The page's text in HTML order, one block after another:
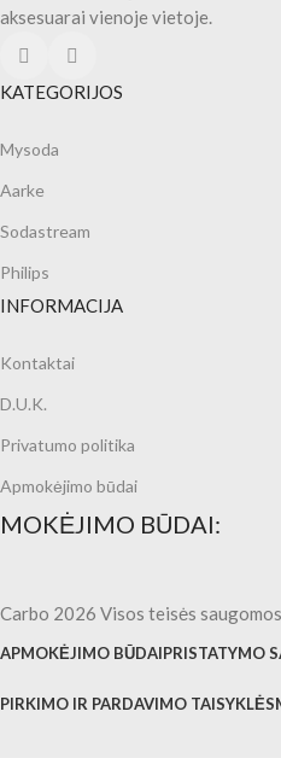
aksesuarai vienoje vietoje.
KATEGORIJOS
Mysoda
Aarke
Sodastream
Philips
INFORMACIJA
Kontaktai
D.U.K.
Privatumo politika
Apmokėjimo būdai
MOKĖJIMO BŪDAI:
Carbo 2026 Visos teisės
APMOKĖJIMO BŪDAIPRISTATYMO
PIRKIMO IR PARDAVIMO TAISYKLĖS